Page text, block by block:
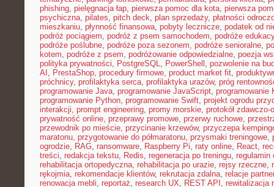
phishing, pielęgnacja łap, pierwsza pomoc dla kota, pierwsza
psychiczna, pilates, pitch deck, plan sprzedaży, płatności
mieszkaniu, płynność finansowa, pobyty lecznicze, podatek od
podróż pociągiem, podróż z psem samochodem, podróże
podróże poślubne, podróże poza sezonem, podróże senioralne,
kotem, podróże z psem, podróżowanie odpowiedzialne, poezja
polityka prywatności, PostgreSQL, PowerShell , pozwolenie na
AI , PrestaShop, procedury firmowe, product market fit,
próchnicy, profilaktyka serca, profilaktyka urazów, próg
programowanie Java, programowanie JavaScript, programowanie
programowanie Python, programowanie Swift, projekt ogrodu
interakcji, prompt engineering, promy morskie, protokół zdawczo-
prywatność online, przeprawy promowe, przerwy ruchowe,
przewodnik po mieście, przycinanie krzewów, przyczepa
maratonu, przygotowanie do półmaratonu, przysmaki treningowe,
ogrodzie, RAG, ransomware, Raspberry Pi, raty online, React,
treści, redakcja tekstu, Redis, regeneracja po treningu, regulamin
rehabilitacja ortopedyczna, rehabilitacja po urazie, rejsy rzeczne,
rękojmia, rekomendacje klientów, rekrutacja zdalna, relacje
renowacja mebli, reportaż, research UX, REST API , rewitalizacja